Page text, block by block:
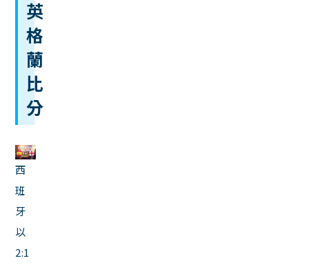
英
格
蘭
比
分
西
班
牙
以
2:1